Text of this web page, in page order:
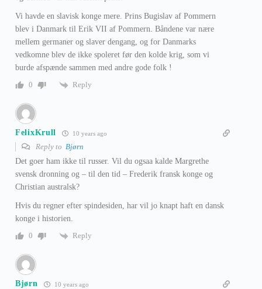
Vi havde en slavisk konge mere. Prins Bugislav af Pommern
blev i Danmark til Erik VII af Pommern. Båndene var nære
mellem germaner og slaver dengang, og for Danmarks
vedkomne blev de ikke spoleret før den kolde krig, som vi
burde afspænde sammen med andre gode folk !
0
Reply
FelixKrull 10 years ago
Reply to Bjørn
Det goer ham ikke til russer. Vil du ogsaa kalde Margrethe
svensk dronning og – til den tid – Frederik fransk konge og
Christian australsk?
Hvis du regner efter spindesiden, har vil jo knapt haft en dansk
konge i historien.
0
Reply
Bjørn 10 years ago